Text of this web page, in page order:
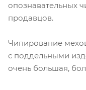
опознавательных
продавцов.
Чипирование
с поддельными
очень большая,